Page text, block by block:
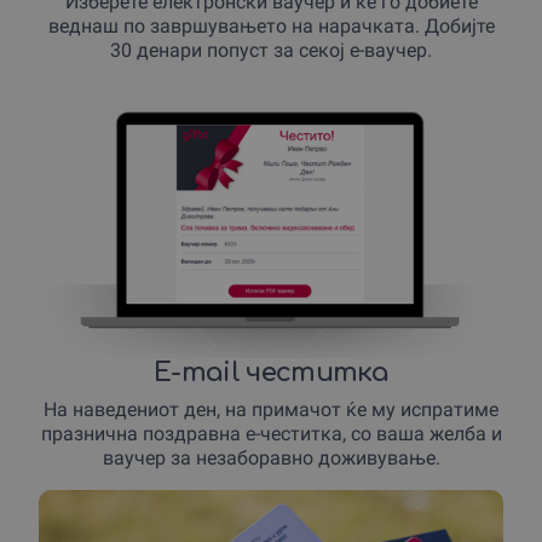
науки.
Практични експерименти за секоја тема.
Водство од искусни и сертифицирани едукатори.
Избери ја услугата што најдобро
одговара на потребите на
твоето дете или подари научна
авантура на саканите!
веднаш по завршувањето на нарачката. Добијте
30 денари попуст за секој е-ваучер.
E-mail честитка
На наведениот ден, на примачот ќе му испратиме
празнична поздравна е-честитка, со ваша желба и
ваучер за незаборавно доживување.